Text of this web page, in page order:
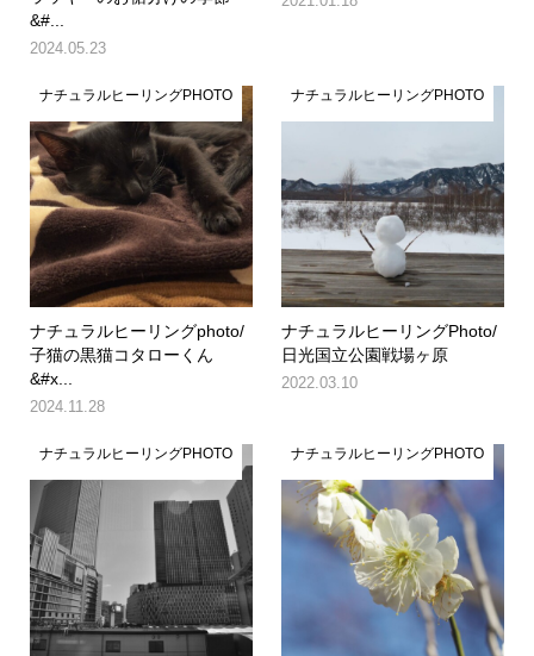
&#...
2024.05.23
ナチュラルヒーリングPHOTO
ナチュラルヒーリングphoto/
子猫の黒猫コタローくん
&#x...
2024.11.28
ナチュラルヒーリングPHOTO
ナチュラルヒーリングPhoto/
日光国立公園戦場ヶ原
2022.03.10
ナチュラルヒーリングPHOTO ナチュラルヒーリングPHOTO